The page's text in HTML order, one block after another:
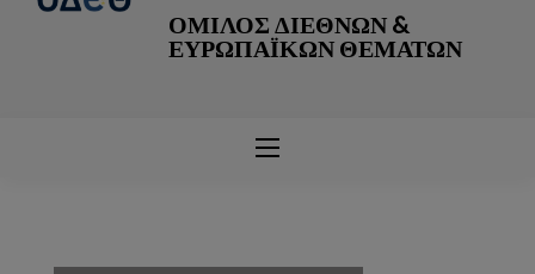
ΟΜΙΛΟΣ ΔΙΕΘΝΩΝ &
ΕΥΡΩΠΑΪΚΩΝ ΘΕΜΑΤΩΝ